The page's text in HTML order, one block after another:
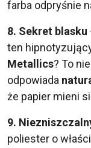
farba odpryśnie
8. Sekret blasku
ten
Metallics? To
odpowiada
że papier mieni
9.
poliester o